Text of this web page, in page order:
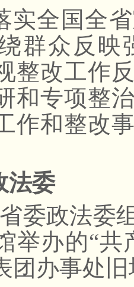
实全国全
群众反映
整改工作
和专项整
作和整改
法委
委政法委
举办的“
团办事处